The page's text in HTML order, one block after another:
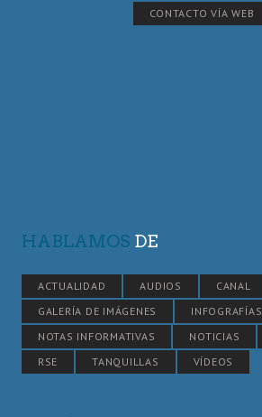
CONTACTO VÍA WEB
HABLAMOS DE
ACTUALIDAD AUDIOS
CANAL
GALERÍA DE IMÁGENES
INFOGRAFÍAS
NOTAS INFORMATIVAS
NOTICIAS
RSE
TANQUILLAS VÍDEOS